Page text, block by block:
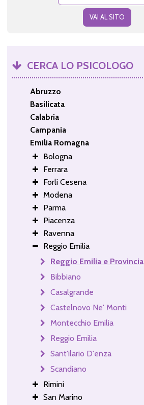
VAI AL SITO
CERCA LO PSICOLOGO
Abruzzo
Basilicata
Calabria
Campania
Emilia Romagna
Bologna
Ferrara
Forli Cesena
Modena
Parma
Piacenza
Ravenna
Reggio Emilia
Reggio Emilia e Provincia
Bibbiano
Casalgrande
Castelnovo Ne' Monti
Montecchio Emilia
Reggio Emilia
Sant'ilario D'enza
Scandiano
Rimini
San Marino